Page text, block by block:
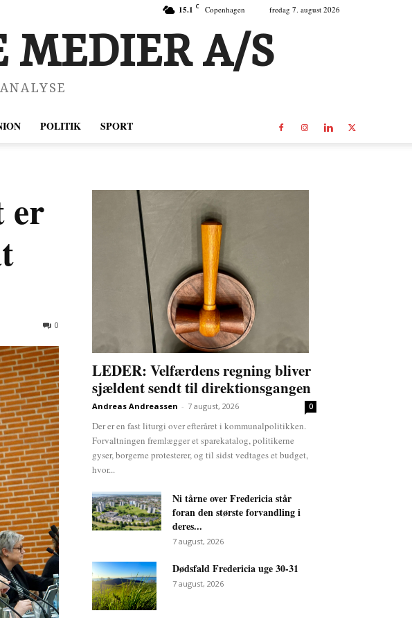
15.1 C Copenhagen fredag 7. august 2026
MEDIER A/S
POLITIK SPORT
er
0
LEDER: Velfærdens regning bliver
sjældent sendt til direktionsgangen
Andreas Andreassen - 7 august, 2026 0
Der er en fast liturgi over efteråret i kommunalpolitikken.
Forvaltningen fremlægger et sparekatalog, politikerne
gyser, borgerne protesterer, og til sidst vedtages et budget,
hvor...
Ni tårne over Fredericia står
foran den største forvandling i
deres...
7 august, 2026
Dødsfald Fredericia uge 30-31
7 august, 2026